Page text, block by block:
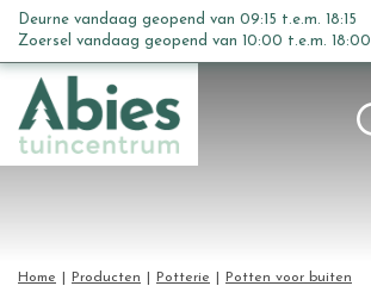
n
Home Producten Potterie
Potten voor buiten
Deurne vandaag geopend van 09:15 t.e.m. 18:15
Zoersel vandaag geopend van 10:00 t.e.m. 18:00